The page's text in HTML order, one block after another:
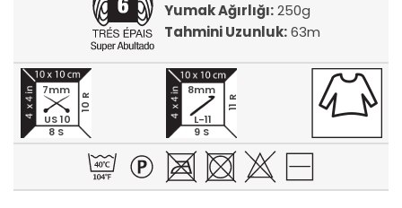
Yumak Ağırlığı:250g
Tahmini Uzunluk:63m
8 S
10 R
7mm
US 10
9 S
11 R
8mm
L-11